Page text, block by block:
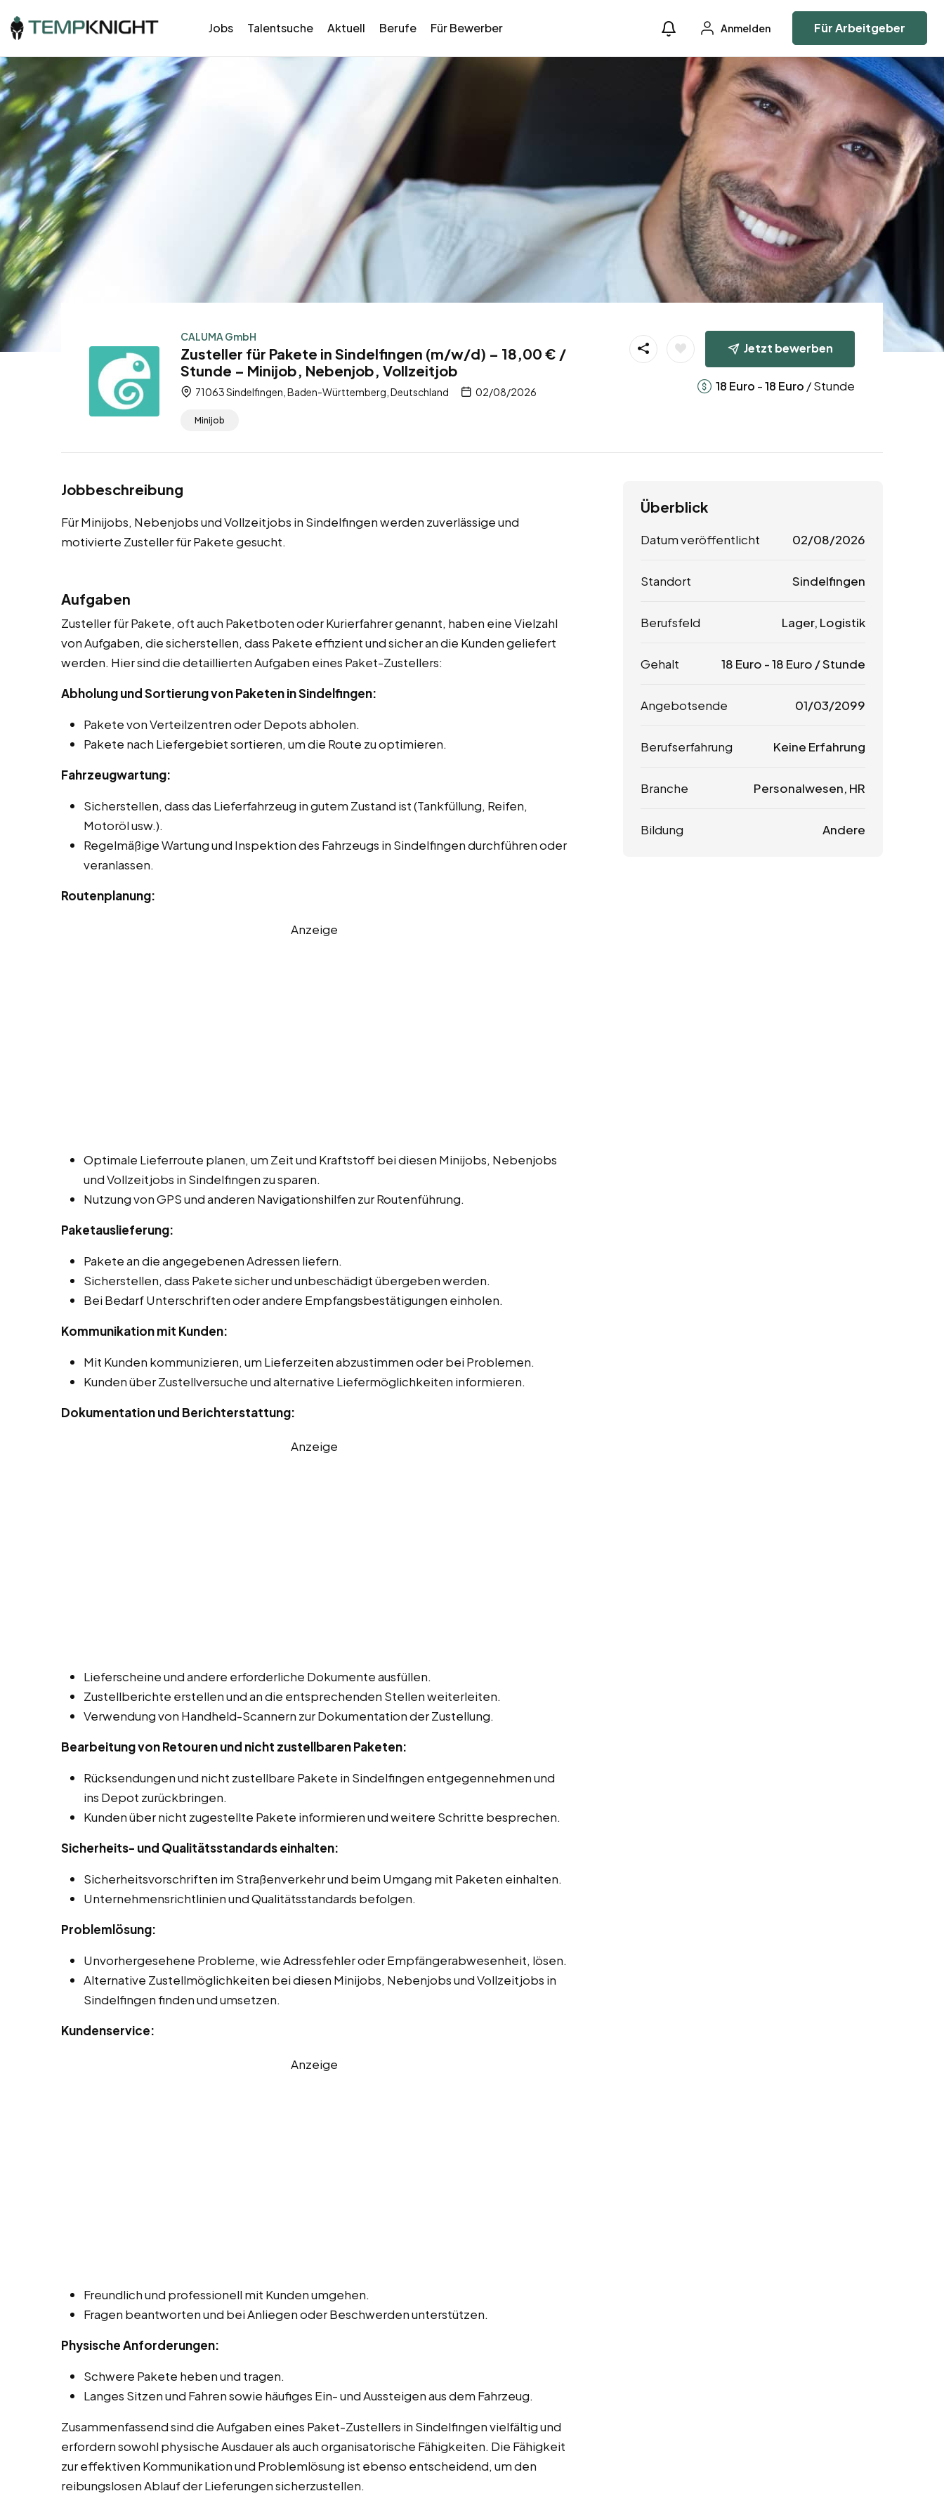
Jobs Talentsuche Aktuell Berufe Für Bewerber Anmelden Für Arbeitgeber
CALUMA GmbH
Zusteller für Pakete in Sindelfingen (m/w/d) – 18,00 € /
Stunde – Minijob, Nebenjob, Vollzeitjob
71063 Sindelfingen, Baden-Württemberg, Deutschland 02/08/2026
Minijob
Jetzt bewerben
18 Euro -18 Euro / Stunde
Jobbeschreibung
Für Minijobs, Nebenjobs und Vollzeitjobs in Sindelfingen werden zuverlässige und
motivierte Zusteller für Pakete gesucht.
Aufgaben
Zusteller für Pakete, oft auch Paketboten oder Kurierfahrer genannt, haben eine Vielzahl
von Aufgaben, die sicherstellen, dass Pakete effizient und sicher an die Kunden geliefert
werden. Hier sind die detaillierten Aufgaben eines Paket-Zustellers:
Abholung und Sortierung von Paketen in Sindelfingen:
Pakete von Verteilzentren oder Depots abholen.
Pakete nach Liefergebiet sortieren, um die Route zu optimieren.
Fahrzeugwartung:
Sicherstellen, dass das Lieferfahrzeug in gutem Zustand ist (Tankfüllung, Reifen,
Motoröl usw.).
Regelmäßige Wartung und Inspektion des Fahrzeugs in Sindelfingen durchführen oder
veranlassen.
Routenplanung:
Anzeige
Optimale Lieferroute planen, um Zeit und Kraftstoff bei diesen Minijobs, Nebenjobs
und Vollzeitjobs in Sindelfingen zu sparen.
Nutzung von GPS und anderen Navigationshilfen zur Routenführung.
Paketauslieferung:
Pakete an die angegebenen Adressen liefern.
Sicherstellen, dass Pakete sicher und unbeschädigt übergeben werden.
Bei Bedarf Unterschriften oder andere Empfangsbestätigungen einholen.
Kommunikation mit Kunden:
Mit Kunden kommunizieren, um Lieferzeiten abzustimmen oder bei Problemen.
Kunden über Zustellversuche und alternative Liefermöglichkeiten informieren.
Dokumentation und Berichterstattung:
Anzeige
Lieferscheine und andere erforderliche Dokumente ausfüllen.
Zustellberichte erstellen und an die entsprechenden Stellen weiterleiten.
Verwendung von Handheld-Scannern zur Dokumentation der Zustellung.
Bearbeitung von Retouren und nicht zustellbaren Paketen:
Rücksendungen und nicht zustellbare Pakete in Sindelfingen entgegennehmen und
ins Depot zurückbringen.
Kunden über nicht zugestellte Pakete informieren und weitere Schritte besprechen.
Sicherheits- und Qualitätsstandards einhalten:
Sicherheitsvorschriften im Straßenverkehr und beim Umgang mit Paketen einhalten.
Unternehmensrichtlinien und Qualitätsstandards befolgen.
Problemlösung:
Unvorhergesehene Probleme, wie Adressfehler oder Empfängerabwesenheit, lösen.
Alternative Zustellmöglichkeiten bei diesen Minijobs, Nebenjobs und Vollzeitjobs in
Sindelfingen finden und umsetzen.
Kundenservice:
Anzeige
Freundlich und professionell mit Kunden umgehen.
Fragen beantworten und bei Anliegen oder Beschwerden unterstützen.
Physische Anforderungen:
Schwere Pakete heben und tragen.
Langes Sitzen und Fahren sowie häufiges Ein- und Aussteigen aus dem Fahrzeug.
Zusammenfassend sind die Aufgaben eines Paket-Zustellers in Sindelfingen vielfältig und
erfordern sowohl physische Ausdauer als auch organisatorische Fähigkeiten. Die Fähigkeit
zur effektiven Kommunikation und Problemlösung ist ebenso entscheidend, um den
reibungslosen Ablauf der Lieferungen sicherzustellen.
Überblick
Datum veröffentlicht 02/08/2026
Standort Sindelfingen
Berufsfeld Lager, Logistik
Gehalt 18 Euro -18 Euro / Stunde
Angebotsende 01/03/2099
Berufserfahrung Keine Erfahrung
Branche Personalwesen, HR
Bildung Andere